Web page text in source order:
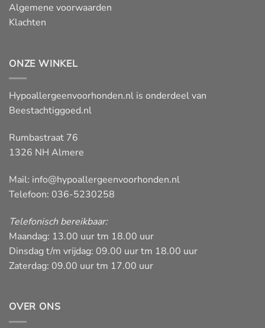
Algemene voorwaarden
Klachten
ONZE WINKEL
Hypoallergeenvoorhonden.nl is onderdeel van
Beestachtiggoed.nl
Rumbastraat 76
1326 NH Almere
Mail: info@hypoallergeenvoorhonden.nl
Telefoon: 036-5230258
Telefonisch bereikbaar:
Maandag: 13.00 uur tm 18.00 uur
Dinsdag t/m vrijdag: 09.00 uur tm 18.00 uur
Zaterdag: 09.00 uur tm 17.00 uur
OVER ONS